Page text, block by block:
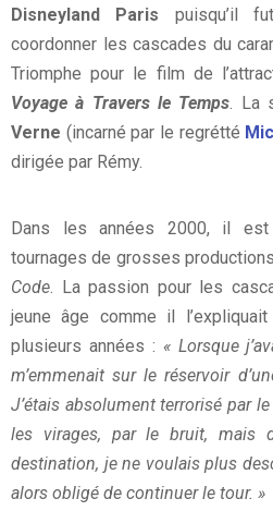
Disneyland Paris puisqu’il
coordonner les cascades du
Triomphe pour le film de
Voyage à Travers le Temps . La
Verne (incarné par le regrétté
dirigée par Rémy.
Dans les années 2000, il
tournages de grosses
Code . La passion pour les
jeune âge comme il
plusieurs années : « Lorsque
m’emmenait sur le réservoir
J’étais absolument terrorisé par
les virages, par le bruit, mais
destination, je ne voulais plus
alors obligé de continuer le tour. »
Dominique Julienne et son père
show